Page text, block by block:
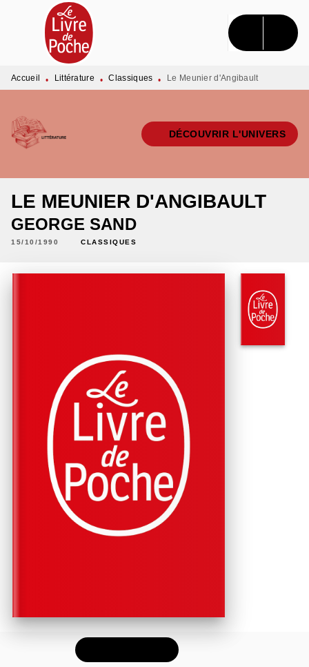
MENU RECHERCHE CONTENU
PIED DE PAGE
Accueil • Littérature • Classiques • Le Meunier d'Angibault
DÉCOUVRIR L'UNIVERS
LE MEUNIER D'ANGIBAULT
GEORGE SAND
15/10/1990 CLASSIQUES